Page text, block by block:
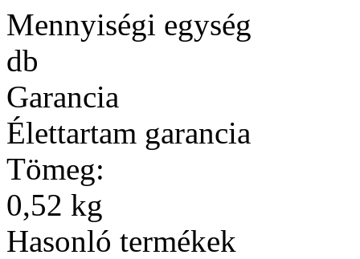
Mennyiségi egység
db
Garancia
Élettartam garancia
Tömeg:
0,52 kg
Hasonló termékek